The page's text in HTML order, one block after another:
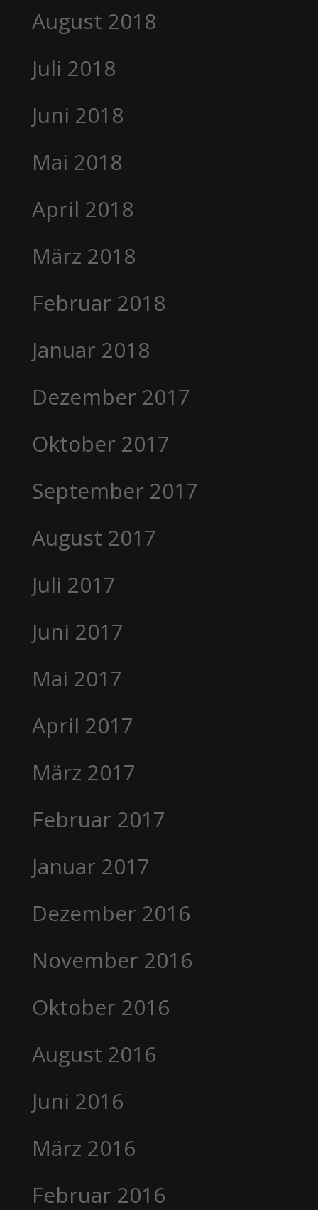
August 2018
Juli 2018
Juni 2018
Mai 2018
April 2018
März 2018
Februar 2018
Januar 2018
Dezember 2017
Oktober 2017
September 2017
August 2017
Juli 2017
Juni 2017
Mai 2017
April 2017
März 2017
Februar 2017
Januar 2017
Dezember 2016
November 2016
Oktober 2016
August 2016
Juni 2016
März 2016
Februar 2016